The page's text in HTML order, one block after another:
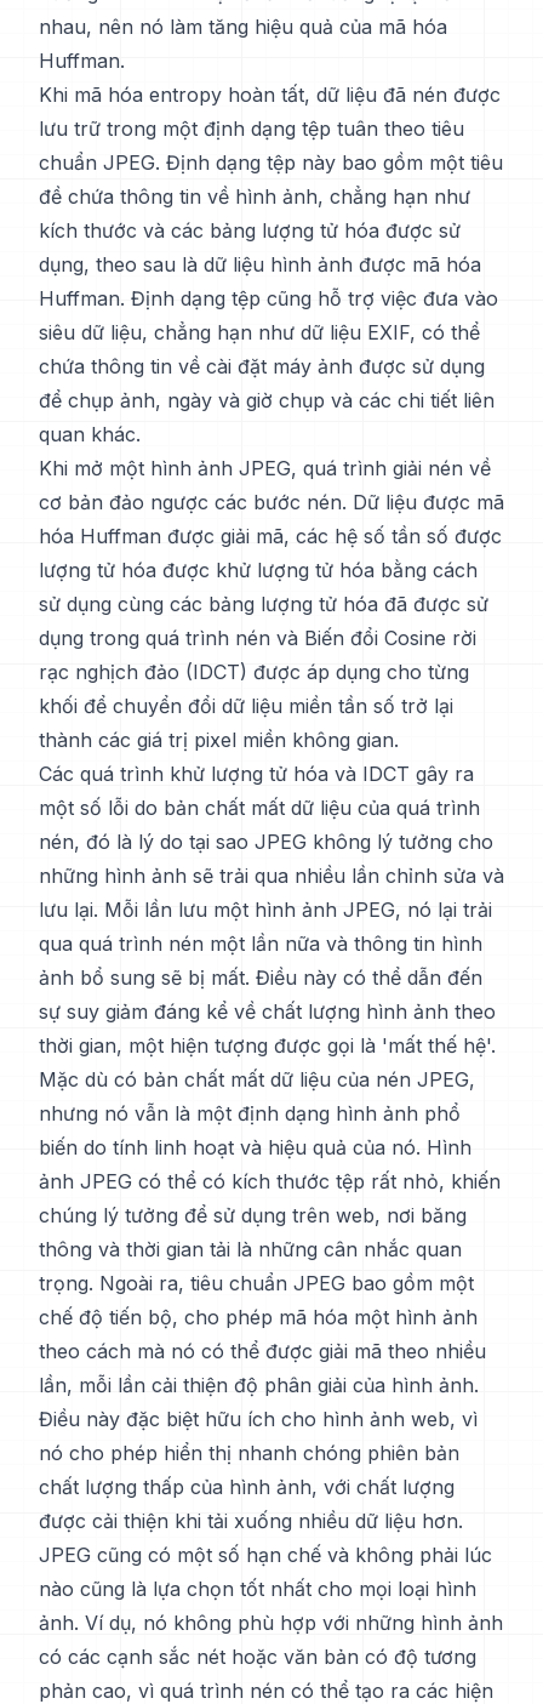
nhau, nên nó làm tăng hiệu quả của mã hóa
Huffman.
Khi mã hóa entropy hoàn tất, dữ liệu đã nén được
lưu trữ trong một định dạng tệp tuân theo tiêu
chuẩn JPEG. Định dạng tệp này bao gồm một tiêu
đề chứa thông tin về hình ảnh, chẳng hạn như
kích thước và các bảng lượng tử hóa được sử
dụng, theo sau là dữ liệu hình ảnh được mã hóa
Huffman. Định dạng tệp cũng hỗ trợ việc đưa vào
siêu dữ liệu, chẳng hạn như dữ liệu EXIF, có thể
chứa thông tin về cài đặt máy ảnh được sử dụng
để chụp ảnh, ngày và giờ chụp và các chi tiết liên
quan khác.
Khi mở một hình ảnh JPEG, quá trình giải nén về
cơ bản đảo ngược các bước nén. Dữ liệu được mã
hóa Huffman được giải mã, các hệ số tần số được
lượng tử hóa được khử lượng tử hóa bằng cách
sử dụng cùng các bảng lượng tử hóa đã được sử
dụng trong quá trình nén và Biến đổi Cosine rời
rạc nghịch đảo (IDCT) được áp dụng cho từng
khối để chuyển đổi dữ liệu miền tần số trở lại
thành các giá trị pixel miền không gian.
Các quá trình khử lượng tử hóa và IDCT gây ra
một số lỗi do bản chất mất dữ liệu của quá trình
nén, đó là lý do tại sao JPEG không lý tưởng cho
những hình ảnh sẽ trải qua nhiều lần chỉnh sửa và
lưu lại. Mỗi lần lưu một hình ảnh JPEG, nó lại trải
qua quá trình nén một lần nữa và thông tin hình
ảnh bổ sung sẽ bị mất. Điều này có thể dẫn đến
sự suy giảm đáng kể về chất lượng hình ảnh theo
thời gian, một hiện tượng được gọi là 'mất thế hệ'.
Mặc dù có bản chất mất dữ liệu của nén JPEG,
nhưng nó vẫn là một định dạng hình ảnh phổ
biến do tính linh hoạt và hiệu quả của nó. Hình
ảnh JPEG có thể có kích thước tệp rất nhỏ, khiến
chúng lý tưởng để sử dụng trên web, nơi băng
thông và thời gian tải là những cân nhắc quan
trọng. Ngoài ra, tiêu chuẩn JPEG bao gồm một
chế độ tiến bộ, cho phép mã hóa một hình ảnh
theo cách mà nó có thể được giải mã theo nhiều
lần, mỗi lần cải thiện độ phân giải của hình ảnh.
Điều này đặc biệt hữu ích cho hình ảnh web, vì
nó cho phép hiển thị nhanh chóng phiên bản
chất lượng thấp của hình ảnh, với chất lượng
được cải thiện khi tải xuống nhiều dữ liệu hơn.
JPEG cũng có một số hạn chế và không phải lúc
nào cũng là lựa chọn tốt nhất cho mọi loại hình
ảnh. Ví dụ, nó không phù hợp với những hình ảnh
có các cạnh sắc nét hoặc văn bản có độ tương
phản cao, vì quá trình nén có thể tạo ra các hiện